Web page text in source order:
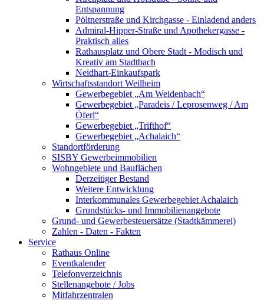
Entspannung
Pöltnerstraße und Kirchgasse - Einladend anders
Admiral-Hipper-Straße und Apothekergasse -
Praktisch alles
Rathausplatz und Obere Stadt - Modisch und
Kreativ am Stadtbach
Neidhart-Einkaufspark
Wirtschaftsstandort Weilheim
Gewerbegebiet „Am Weidenbach“
Gewerbegebiet „Paradeis / Leprosenweg / Am
Öferl“
Gewerbegebiet „Trifthof“
Gewerbegebiet „Achalaich“
Standortförderung
SISBY Gewerbeimmobilien
Wohngebiete und Bauflächen
Derzeitiger Bestand
Weitere Entwicklung
Interkommunales Gewerbegebiet Achalaich
Grundstücks- und Immobilienangebote
Grund- und Gewerbesteuersätze (Stadtkämmerei)
Zahlen - Daten - Fakten
Service
Rathaus Online
Eventkalender
Telefonverzeichnis
Stellenangebote / Jobs
Mitfahrzentralen